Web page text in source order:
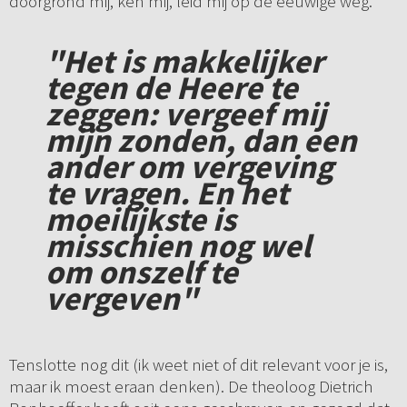
"Het is makkelijker
tegen de Heere te
zeggen: vergeef mij
mijn zonden, dan een
ander om vergeving
te vragen. En het
moeilijkste is
misschien nog wel
om onszelf te
vergeven"
Tenslotte nog dit (ik weet niet of dit relevant voor je is,
maar ik moest eraan denken). De theoloog Dietrich